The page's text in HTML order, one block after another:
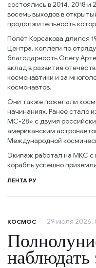
состоялись в 2014, 2018 и
восемь выходов в
продолжительность
Полёт Корсакова длился
Центра, коллеги по
благодарность Олегу
вклад в развитие
космонавтики и за
космонавтов.
Они также пожелали
начинаниях. Ранее стало
МС-28» с двумя
американским
Международной
Экипаж работал на МКС с
корабль успешно
ЛЕНТА РУ
КОСМОС 29 июля 2026,
наблюдать